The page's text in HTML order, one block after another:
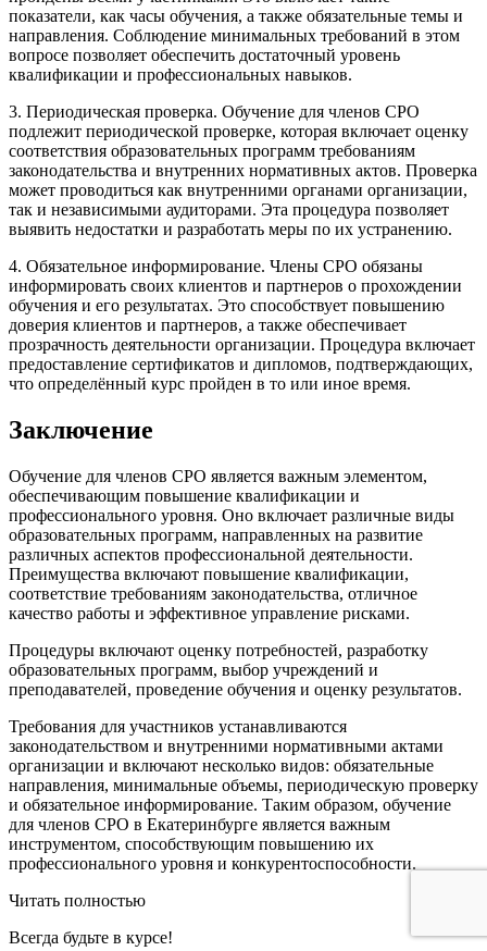
показатели, как часы обучения, а также обязательные темы и
направления. Соблюдение минимальных требований в этом
вопросе позволяет обеспечить достаточный уровень
квалификации и профессиональных навыков.
3. Периодическая проверка. Обучение для членов СРО
подлежит периодической проверке, которая включает оценку
соответствия образовательных программ требованиям
законодательства и внутренних нормативных актов. Проверка
может проводиться как внутренними органами организации,
так и независимыми аудиторами. Эта процедура позволяет
выявить недостатки и разработать меры по их устранению.
4. Обязательное информирование. Члены СРО обязаны
информировать своих клиентов и партнеров о прохождении
обучения и его результатах. Это способствует повышению
доверия клиентов и партнеров, а также обеспечивает
прозрачность деятельности организации. Процедура включает
предоставление сертификатов и дипломов, подтверждающих,
что определённый курс пройден в то или иное время.
Заключение
Обучение для членов СРО является важным элементом,
обеспечивающим повышение квалификации и
профессионального уровня. Оно включает различные виды
образовательных программ, направленных на развитие
различных аспектов профессиональной деятельности.
Преимущества включают повышение квалификации,
соответствие требованиям законодательства, отличное
качество работы и эффективное управление рисками.
Процедуры включают оценку потребностей, разработку
образовательных программ, выбор учреждений и
преподавателей, проведение обучения и оценку результатов.
Требования для участников устанавливаются
законодательством и внутренними нормативными актами
организации и включают несколько видов: обязательные
направления, минимальные объемы, периодическую проверку
и обязательное информирование. Таким образом, обучение
для членов СРО в Екатеринбурге является важным
инструментом, способствующим повышению их
профессионального уровня и конкурентоспособности.
Читать полностью
Всегда будьте в курсе!